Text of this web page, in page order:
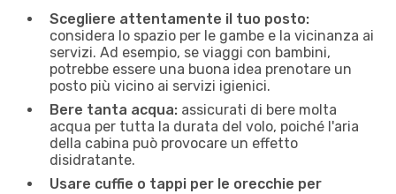
Scegliere attentamente il tuo posto:
considera lo spazio per le gambe e la vicinanza ai
servizi. Ad esempio, se viaggi con bambini,
potrebbe essere una buona idea prenotare un
posto più vicino ai servizi igienici.
Bere tanta acqua: assicurati di bere molta
acqua per tutta la durata del volo, poiché l'aria
della cabina può provocare un effetto
disidratante.
Usare cuffie o tappi per le orecchie per